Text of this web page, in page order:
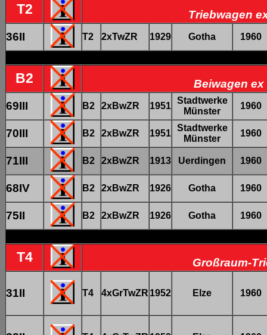
T2
Triebwagen
36II
T2 2xTwZR 1929 Gotha 1960
B2
Beiwagen
69III
B2 2xBwZR 1951
Stadtwerke
Münster
1960
70III B2 2xBwZR 1951
Stadtwerke
Münster
1960
71III B2 2xBwZR 1913 Uerdingen 1960
68IV B2 2xBwZR 1926 Gotha 1960
75II B2 2xBwZR 1926 Gotha 1960
T4 Großraum-
31II T4 4xGrTwZR 1952 Elze 1960